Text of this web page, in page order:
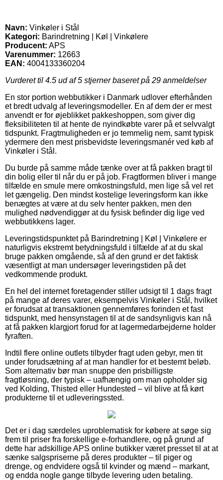
Navn: Vinkøler i Stål
Kategori: Barindretning | Køl | Vinkølere
Producent: APS
Varenummer: 12663
EAN: 4004133360204
Vurderet til 4.5 ud af 5 stjerner baseret på 29 anmeldelser
En stor portion webbutikker i Danmark udlover efterhånden
et bredt udvalg af leveringsmodeller. En af dem der er mest
anvendt er for øjeblikket pakkeshoppen, som giver dig
fleksibiliteten til at hente de nyindkøbte varer på et selvvalgt
tidspunkt. Fragtmuligheden er jo temmelig nem, samt typisk
ydermere den mest prisbevidste leveringsmanér ved køb af
Vinkøler i Stål.
Du burde på samme måde tænke over at få pakken bragt til
din bolig eller til når du er på job. Fragtformen bliver i mange
tilfælde en smule mere omkostningsfuld, men lige så vel ret
let gængelig. Den mindst kostelige leveringsform kan ikke
benægtes at være at du selv henter pakken, men den
mulighed nødvendiggør at du fysisk befinder dig lige ved
webbutikkens lager.
Leveringstidspunktet på Barindretning | Køl | Vinkølere er
naturligvis ekstremt betydningsfuld i tilfælde af at du skal
bruge pakken omgående, så af den grund er det faktisk
væsentligt at man undersøger leveringstiden på det
vedkommende produkt.
En hel del internet foretagender stiller udsigt til 1 dags fragt
på mange af deres varer, eksempelvis Vinkøler i Stål, hvilket
er forudsat at transaktionen gennemføres forinden et fast
tidspunkt, med hensynstagen til at de sandsynligvis kan nå
at få pakken klargjort forud for at lagermedarbejderne holder
fyraften.
Indtil flere online outlets tilbyder fragt uden gebyr, men tit
under forudsætning af at man handler for et bestemt beløb.
Som alternativ bør man snuppe den prisbilligste
fragtløsning, der typisk – uafhængig om man opholder sig
ved Kolding, Thisted eller Hundested – vil blive at få kørt
produkterne til et udleveringssted.
Det er i dag særdeles uproblematisk for købere at søge sig
frem til priser fra forskellige e-forhandlere, og på grund af
dette har adskillige APS online butikker været presset til at at
sænke salgspriserne på deres produkter – til piger og
drenge, og endvidere også til kvinder og mænd – markant,
og endda nogle gange tilbyde levering uden betaling.